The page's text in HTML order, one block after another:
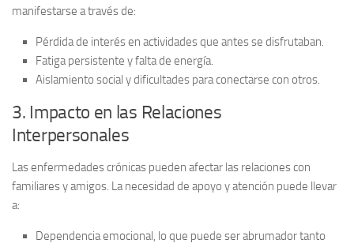
manifestarse a través de:
Pérdida de interésen actividades que antes se disfrutaban.
Fatiga persistente y falta de energía.
Aislamiento social y dificultades para conectarse con otros.
3. Impacto en las Relaciones
Interpersonales
Las enfermedades crónicas pueden afectar las relaciones con
familiares y amigos. La necesidad de apoyo y atención puede llevar
a:
Dependencia emocional, lo que puede ser abrumador tanto